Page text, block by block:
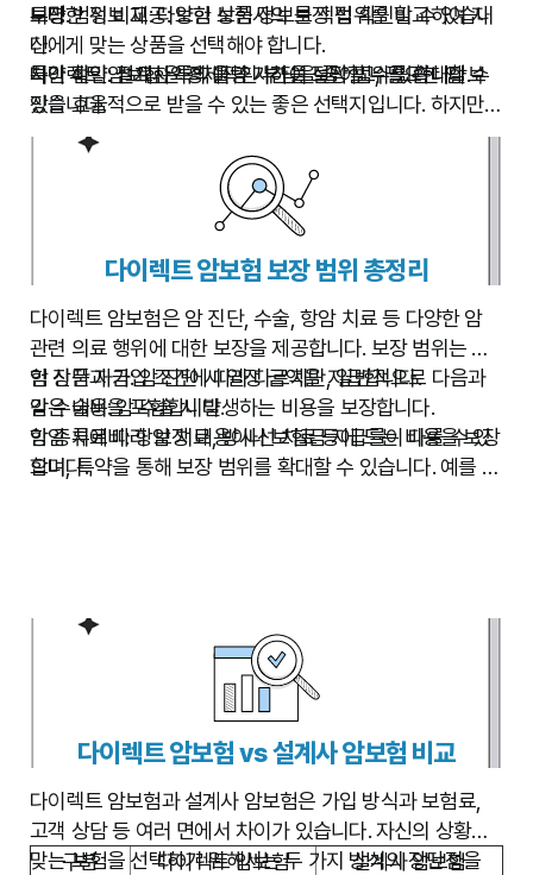
니다.
투명한 정보 제공:보험 상품 정보를 직접 확인할 수 있습니
다.
시간 절약:설계사와의 미팅 시간을 절약할 수 있습니다.
보장 범위 비교:다양한 보험사의 보장 범위를 비교하여 자
신에게 맞는 상품을 선택해야 합니다.
특약 확인:필요한 특약을 추가하여 보장 범위를 확대할 수
있습니다.
면책 기간 및 감액 기간 확인:
암 진단 후 일정 기간 동안 보
험금이 지급되지 않거나, 감액되어 지급되는 경우가 있으므
로 꼼꼼히 확인해야 합니다.
다이렉트 암보험은 경제적인 부담을 줄이고, 필요한 암 보
장을 효율적으로 받을 수 있는 좋은 선택지입니다. 하지만,
자신의 상황에 맞는 보험을 선택하기 위해서는 꼼꼼한 비교
와 정보 확인이 필요합니다.
다이렉트 암보험 보장 범위 총정리
다이렉트 암보험은 암 진단, 수술, 항암 치료 등 다양한 암
관련 의료 행위에 대한 보장을 제공합니다. 보장 범위는 보
험 상품과 가입 조건에 따라 다르지만, 일반적으로 다음과
같은 내용을 포함합니다.
암 진단 자금:암 진단 시 일정 금액을 지급합니다.
암 수술비:암 수술 시 발생하는 비용을 보장합니다.
항암 치료비:항암 치료, 방사선 치료 등에 드는 비용을 보장
합니다.
암 종류에 따라 보장 내용이나 보험금 지급률이 다를 수 있
으며, 특약을 통해 보장 범위를 확대할 수 있습니다. 예를 들
다이렉트 암보험 vs 설계사 암보험 비교
다이렉트 암보험과 설계사 암보험은 가입 방식과 보험료,
고객 상담 등 여러 면에서 차이가 있습니다. 자신의 상황에
맞는 보험을 선택하기 위해서는 두 가지 방식의 장단점을
구분 다이렉트 암보험
설계사 암보험